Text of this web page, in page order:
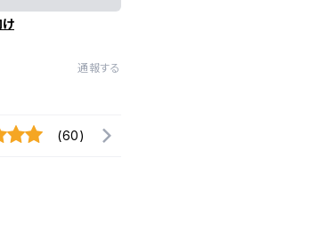
通報する
(60)